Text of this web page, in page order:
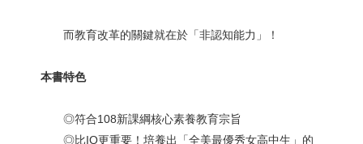
而教育改革的關鍵就在於「非認知能力」！
本書特色
◎符合108新課綱核心素養教育宗旨
◎比IQ更重要！培養出「全美最優秀女高中生」的